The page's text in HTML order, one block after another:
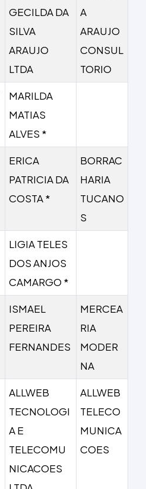
GECILDA DA
SILVA
ARAUJO
LTDA
A
ARAUJO
CONSUL
TORIO
MARILDA
MATIAS
ALVES *
ERICA
PATRICIA DA
COSTA *
BORRAC
HARIA
TUCANO
S
LIGIA TELES
DOS ANJOS
CAMARGO *
ISMAEL
PEREIRA
FERNANDES
MERCEA
RIA
MODER
NA
ALLWEB
TECNOLOGI
A E
TELECOMU
NICACOES
ALLWEB
TELECO
MUNICA
COES